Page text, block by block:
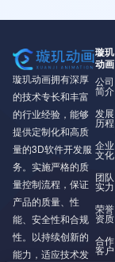
璇玑动画拥有深厚
的技术专长和丰富
的行业经验，能够
提供定制化和高质
量的3D软件开发服
务。实施严格的质
量控制流程，保证
产品的质量、性
能、安全性和合规
性。以持续创新的
能力，适应技术发
璇玑
动画
公司
简介
发展
历程
企业
文化
团队
实力
荣誉
资质
合作
客户